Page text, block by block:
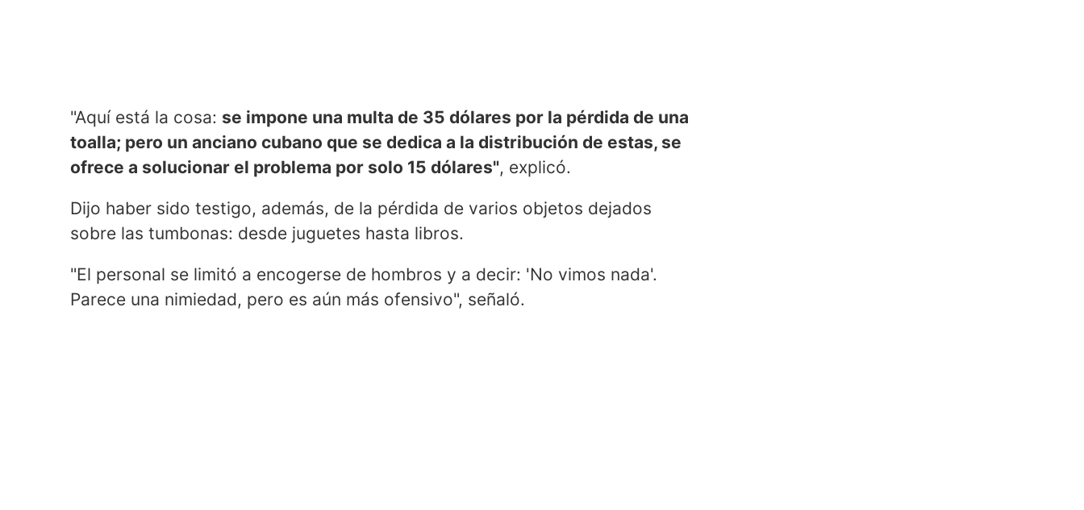
"Aquí está la cosa: se impone una multa de 35 dólares por la pérdida de una
toalla; pero un anciano cubano que se dedica a la distribución de estas, se
ofrece a solucionar el problema por solo 15 dólares", explicó.
Dijo haber sido testigo, además, de la pérdida de varios objetos dejados
sobre las tumbonas: desde juguetes hasta libros.
"El personal se limitó a encogerse de hombros y a decir: 'No vimos nada'.
Parece una nimiedad, pero es aún más ofensivo", señaló.